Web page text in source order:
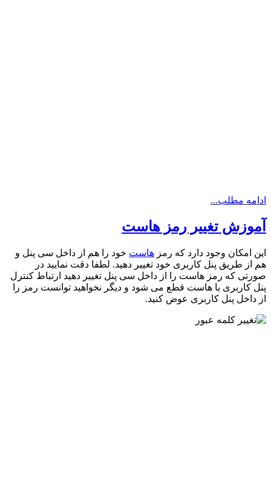
ادامه مطلب...
آموزش تغییر رمز هاست
این امکان وجود دارد که رمز هاست خود را هم از داخل سی پنل و
هم از طریق پنل کاربری خود تغییر دهید. لطفا دقت نمایید در
صورتی که رمز هاست را از داخل سی پنل تغییر دهید ارتباط کنترل
پنل کاربری با هاست قطع می شود و دیگر نخواهید توانست رمز را
از داخل پنل کاربری عوض کنید.